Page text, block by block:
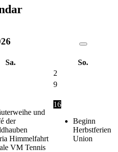
Sa.
So.
2
9
und
der
Himmelfahrt
VM Tennis
16
Beginn
Herbstferien
Union